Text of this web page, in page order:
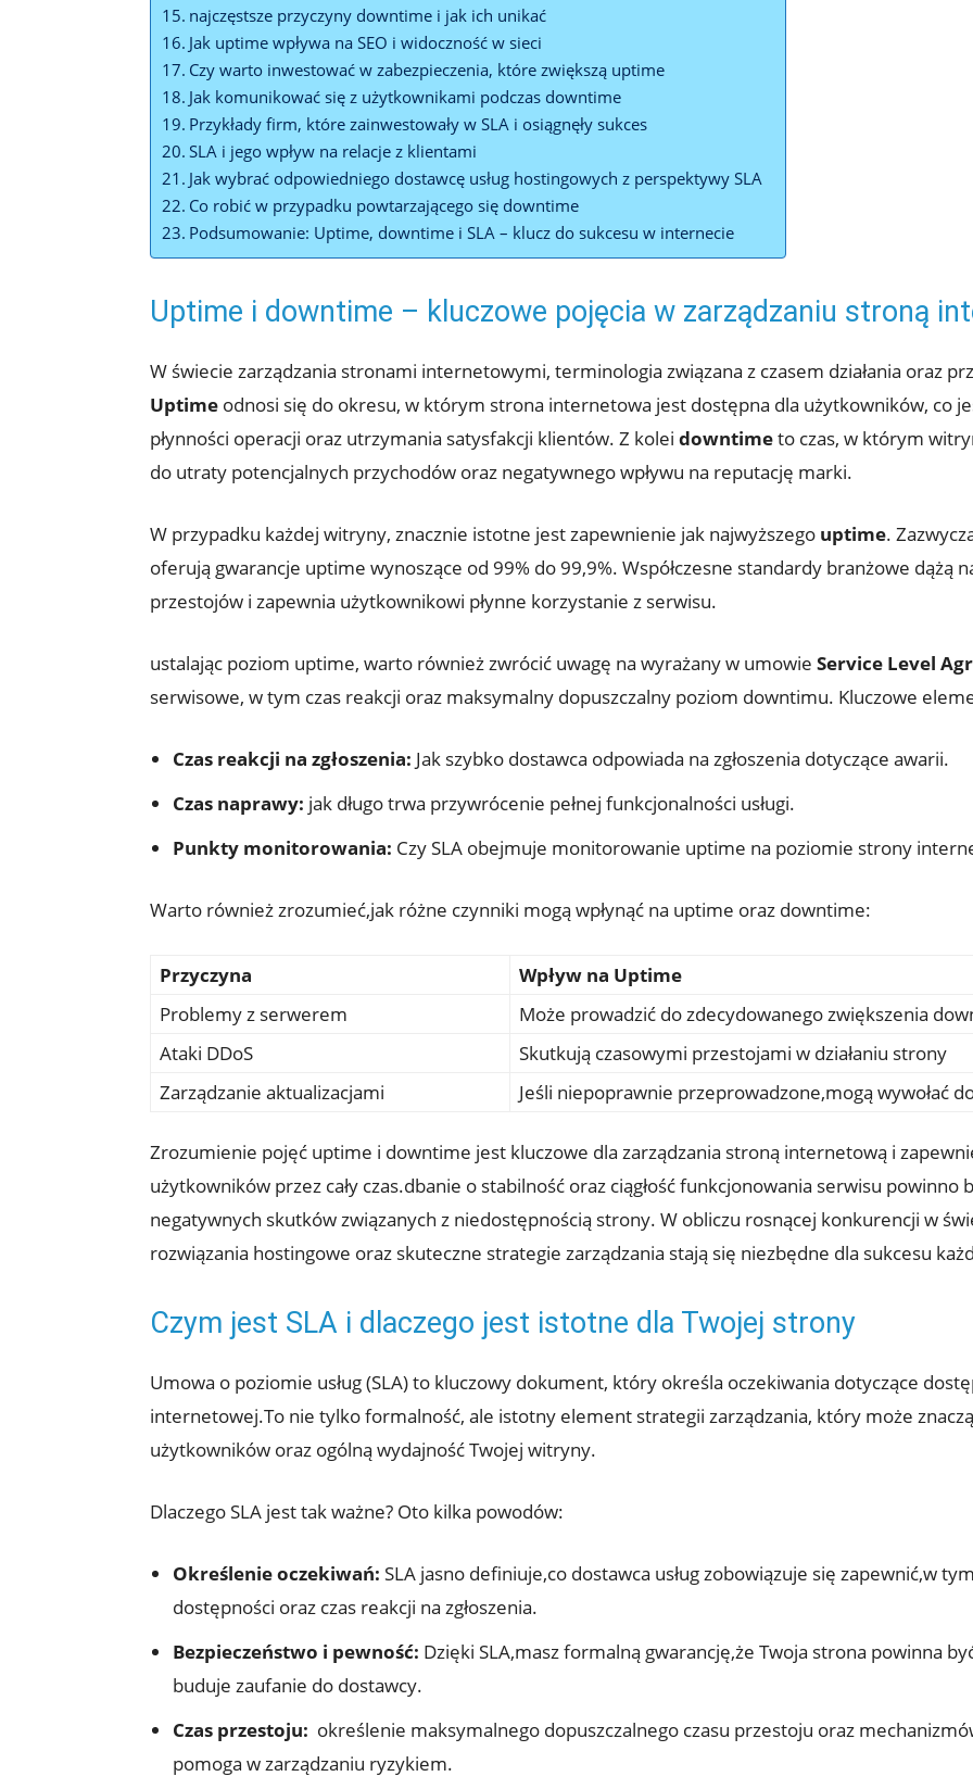
najczęstsze przyczyny downtime i jak ich unikać
Jak uptime wpływa na ‌SEO i widoczność w sieci
Czy warto inwestować w ⁤zabezpieczenia, które zwiększą uptime
Jak komunikować się z użytkownikami podczas downtime
Przykłady firm, które zainwestowały w SLA ‌i osiągnęły‍ sukces
SLA⁤ i⁣ jego wpływ na relacje z klientami
Jak wybrać odpowiedniego dostawcę usług hostingowych z ​perspektywy SLA
Co robić w przypadku powtarzającego ⁢się downtime
Podsumowanie: Uptime, downtime‍ i SLA – klucz do sukcesu w internecie
Uptime i downtime – kluczowe pojęcia w zarządzaniu stroną
W świecie zarządzania stronami internetowymi, terminologia związana z czasem działania oraz
Uptime odnosi się do okresu, w którym ​strona internetowa jest dostępna dla użytkowników, co
płynności operacji⁣ oraz ‍utrzymania satysfakcji klientów. Z kolei downtimeto czas, w którym
do utraty potencjalnych⁤ przychodów oraz negatywnego wpływu na reputację ⁣marki.
W przypadku każdej witryny, znacznie istotne jest zapewnienie‌ jak najwyższego‌ uptime.
oferują gwarancje uptime wynoszące od 99% do 99,9%. ​Współczesne standardy branżowe dążą
przestojów i​ zapewnia użytkownikowi płynne⁢ korzystanie‌ z serwisu.
ustalając poziom uptime, warto również zwrócić uwagę na ‌wyrażany w umowie Service Level
serwisowe, w tym czas reakcji oraz maksymalny dopuszczalny poziom downtimu. Kluczowe
Czas ⁤reakcji na ⁤zgłoszenia: Jak szybko dostawca⁢ odpowiada na zgłoszenia dotyczące awarii.
Czas naprawy: jak długo trwa przywrócenie pełnej funkcjonalności usługi.
Punkty monitorowania: Czy SLA obejmuje monitorowanie uptime na poziomie strony
Warto ⁢również zrozumieć,jak różne czynniki mogą wpłynąć⁣ na uptime oraz downtime:
Przyczyna
Wpływ na Uptime
Problemy z serwerem
Może prowadzić ⁢do zdecydowanego‍ zwiększenia
Ataki⁣ DDoS
Skutkują czasowymi przestojami w działaniu strony
Zarządzanie aktualizacjami
Jeśli niepoprawnie przeprowadzone,mogą wywołać
Zrozumienie pojęć uptime i downtime⁣ jest kluczowe dla zarządzania stroną ⁣internetową⁢ i
użytkowników przez cały czas.dbanie o stabilność oraz ciągłość funkcjonowania serwisu
negatywnych skutków⁢ związanych z niedostępnością strony. W obliczu rosnącej konkurencji w
rozwiązania hostingowe oraz skuteczne strategie zarządzania stają się niezbędne‍ dla sukcesu
Czym jest ⁤SLA i dlaczego jest istotne ‌dla Twojej strony
Umowa o poziomie usług ⁢(SLA) to kluczowy​ dokument, który określa oczekiwania​ dotyczące
internetowej.To nie tylko ‍formalność, ale istotny element strategii zarządzania,‌ który może
użytkowników oraz ogólną wydajność Twojej‍ witryny.
Dlaczego SLA jest tak ważne? Oto kilka powodów:
Określenie oczekiwań: SLA jasno definiuje,co dostawca usług zobowiązuje się zapewnić,w
dostępności oraz czas reakcji na zgłoszenia.
Bezpieczeństwo i pewność: Dzięki SLA,masz formalną‌ gwarancję,że Twoja strona powinna
buduje zaufanie do dostawcy.
Czas przestoju:
określenie maksymalnego dopuszczalnego czasu przestoju oraz
pomoga w zarządzaniu ryzykiem.